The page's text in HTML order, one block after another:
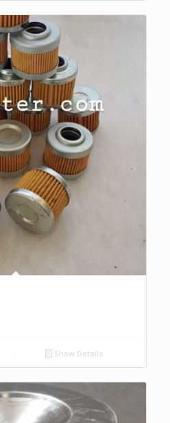
Show Details